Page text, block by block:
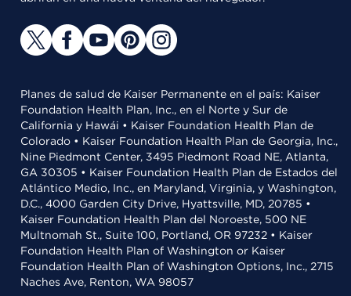
Planes de salud de Kaiser Permanente en el país: Kaiser
Foundation Health Plan, Inc., en el Norte y Sur de
California y Hawái • Kaiser Foundation Health Plan de
Colorado • Kaiser Foundation Health Plan de Georgia, Inc.,
Nine Piedmont Center, 3495 Piedmont Road NE, Atlanta,
GA 30305 • Kaiser Foundation Health Plan de Estados del
Atlántico Medio, Inc., en Maryland, Virginia, y Washington,
D.C., 4000 Garden City Drive, Hyattsville, MD, 20785 •
Kaiser Foundation Health Plan del Noroeste, 500 NE
Multnomah St., Suite 100, Portland, OR 97232 • Kaiser
Foundation Health Plan of Washington or Kaiser
Foundation Health Plan of Washington Options, Inc., 2715
Naches Ave, Renton, WA 98057